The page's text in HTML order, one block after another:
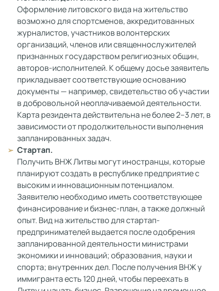
Оформление литовского вида на жительство
возможно для спортсменов, аккредитованных
журналистов, участников волонтерских
организаций, членов или священнослужителей
признанных государством религиозных общин,
авторов-исполнителей. К общему досье заявитель
прикладывает соответствующие основанию
документы — например, свидетельство об участии
в добровольной неоплачиваемой деятельности.
Карта резидента действительна не более 2–3 лет, в
зависимости от продолжительности выполнения
запланированных задач.
Стартап.
Получить ВНЖ Литвы могут иностранцы, которые
планируют создать в республике предприятие с
высоким и инновационным потенциалом.
Заявителю необходимо иметь соответствующее
финансирование и бизнес-план, а также должный
опыт. Вид на жительство для стартап-
предпринимателей выдается после одобрения
запланированной деятельности министрами
экономики и инноваций; образования, науки и
спорта; внутренних дел. После получения ВНЖ у
иммигранта есть 120 дней, чтобы переехать в